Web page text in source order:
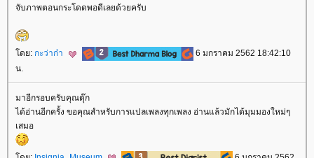
จับภาพตอนกระโดดพอดีเลยด้วยครับ
ดย: กะว่าก๋า
6 มกราคม 2562 18:42:10
น.
มาอีกรอบครับคุณตุ๊ก
ได้อ่านอีกครั้ง ขอคุณสำหรับการแปลเพลงทุกเพลง อ่านแล้วมักได้มุมมองใหม่ๆ
เสมอ